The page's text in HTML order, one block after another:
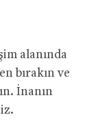
alanında
bırakın ve
İnanın